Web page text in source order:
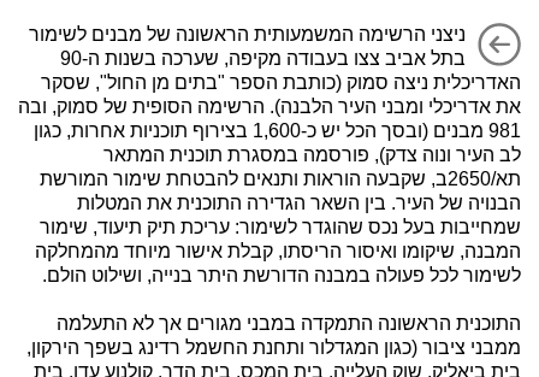
ניצני הרשימה המשמעותית הראשונה של מבנים לשימור
בתל אביב צצו בעבודה מקיפה, שערכה בשנות ה-90
האדריכלית ניצה סמוק (כותבת הספר "בתים מן החול", שסקר
את אדריכלי ומבני העיר הלבנה). הרשימה הסופית של סמוק, ובה
981 מבנים (ובסך הכל יש כ-1,600 בצירוף תוכניות אחרות, כגון
לב העיר ונוה צדק), פורסמה במסגרת תוכנית המתאר
תא/2650ב, שקבעה הוראות ותנאים להבטחת שימור המורשת
הבנויה של העיר. בין השאר הגדירה התוכנית את המטלות
שמחייבות בעל נכס שהוגדר לשימור: עריכת תיק תיעוד, שימור
המבנה, שיקומו ואיסור הריסתו, קבלת אישור מיוחד מהמחלקה
לשימור לכל פעולה במבנה הדורשת היתר בנייה, ושילוט הולם.
התוכנית הראשונה התמקדה במבני מגורים אך לא התעלמה
ממבני ציבור (כגון המגדלור ותחנת החשמל רדינג בשפך הירקון,
בית ביאליק, שוק העלייה, בית המכס, בית הדר, קולנוע עדן, בית